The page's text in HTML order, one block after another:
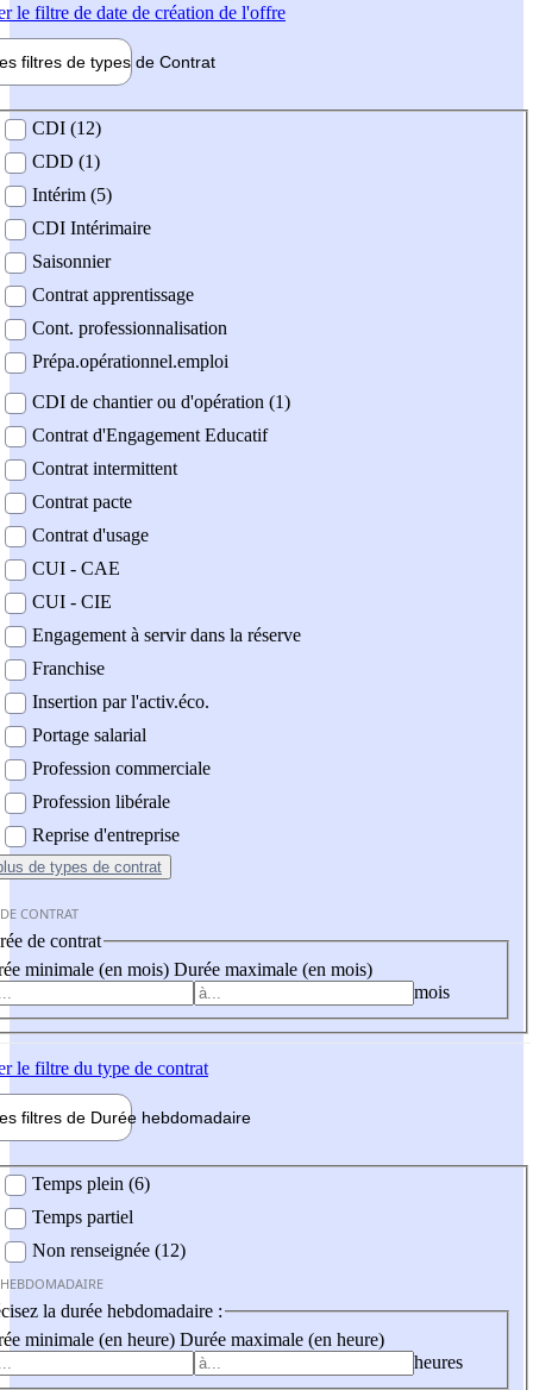
le filtre de date de création de l'offre
filtres de types de Contrat
contrat
CDI (12)
CDD (1)
Intérim (5)
CDI Intérimaire
Saisonnier
Contrat apprentissage
Cont. professionnalisation
Prépa.opérationnel.emploi
CDI de chantier ou d'opération (1)
Contrat d'Engagement Educatif
Contrat intermittent
Contrat pacte
Contrat d'usage
CUI - CAE
CUI - CIE
Engagement à servir dans la réserve
Franchise
Insertion par l'activ.éco.
Portage salarial
Profession commerciale
Profession libérale
Reprise d'entreprise
de types de contrat
CONTRAT
de contrat
minimale (en mois) Durée maximale (en mois)
mois
le filtre du type de contrat
filtres de Durée hebdomadaire
Temps plein (6)
Temps partiel
Non renseignée (12)
la durée hebdomadaire :
minimale (en heure) Durée maximale (en heure)
heures